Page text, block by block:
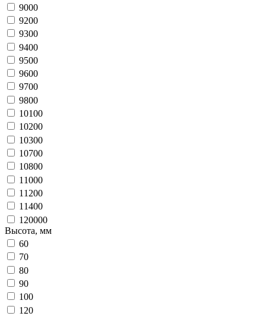
9000
9200
9300
9400
9500
9600
9700
9800
10100
10200
10300
10700
10800
11000
11200
11400
120000
Высота, мм
60
70
80
90
100
120